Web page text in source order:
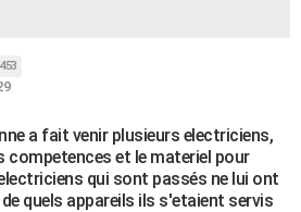
a fait venir plusieurs electriciens,
competences et le materiel pour
qui sont passés ne lui ont
quels appareils ils s'etaient servis